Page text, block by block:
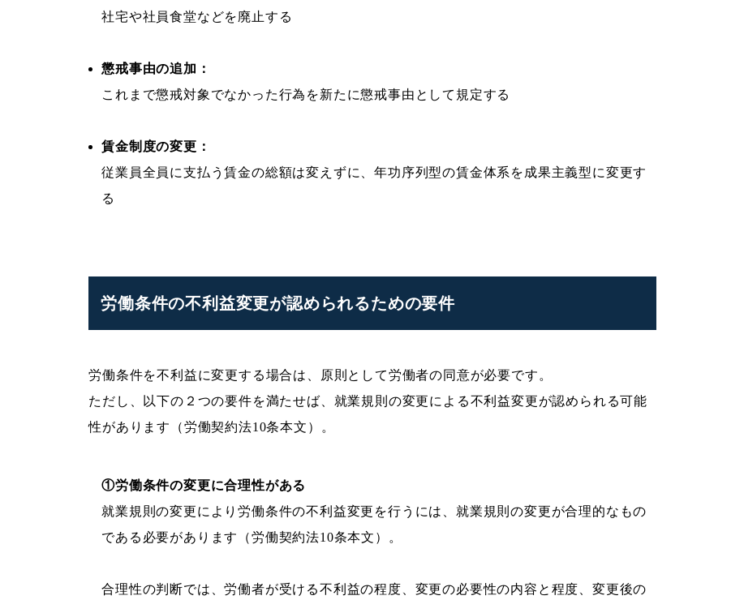
社宅や社員食堂などを廃止する
懲戒事由の追加：
これまで懲戒対象でなかった行為を新たに懲戒事由として規定する
賃金制度の変更：
従業員全員に支払う賃金の総額は変えずに、年功序列型の賃金体系を成果主義型に変更す
る
労働条件の不利益変更が認められるための要件
労働条件を不利益に変更する場合は、原則として労働者の同意が必要です。
ただし、以下の２つの要件を満たせば、就業規則の変更による不利益変更が認められる可能
性があります（労働契約法10条本文）。
①労働条件の変更に合理性がある
就業規則の変更により労働条件の不利益変更を行うには、就業規則の変更が合理的なもの
である必要があります（労働契約法10条本文）。
合理性の判断では、労働者が受ける不利益の程度、変更の必要性の内容と程度、変更後の